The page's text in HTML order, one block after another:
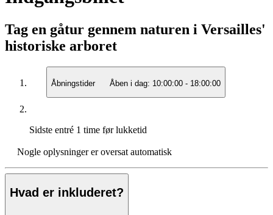
Tag en gåtur gennem naturen i Versailles'
historiske arboret
Åbningstider Åben i dag: 10:00:00 - 18:00:00
Sidste entré 1 time før lukketid
Nogle oplysninger er oversat automatisk
Hvad er inkluderet?